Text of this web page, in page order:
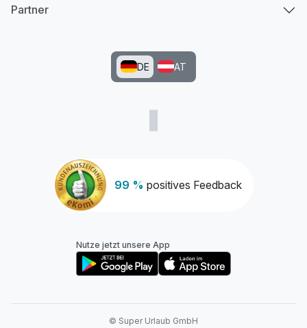
99 % positives Feedback
Partner
DE AT
Nutze jetzt unsere App
© Super Urlaub GmbH